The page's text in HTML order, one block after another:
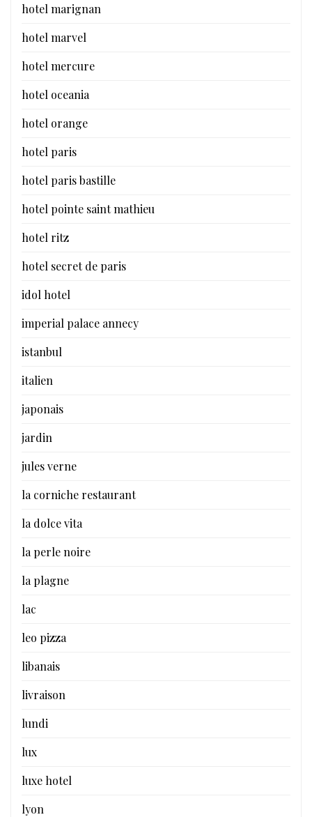
hotel marignan
hotel marvel
hotel mercure
hotel oceania
hotel orange
hotel paris
hotel paris bastille
hotel pointe saint mathieu
hotel ritz
hotel secret de paris
idol hotel
imperial palace annecy
istanbul
italien
japonais
jardin
jules verne
la corniche restaurant
la dolce vita
la perle noire
la plagne
lac
leo pizza
libanais
livraison
lundi
lux
luxe hotel
lyon